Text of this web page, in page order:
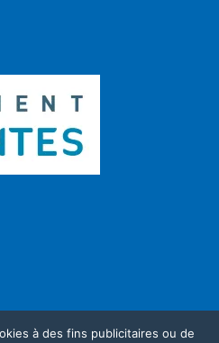
à des fins publicitaires ou de